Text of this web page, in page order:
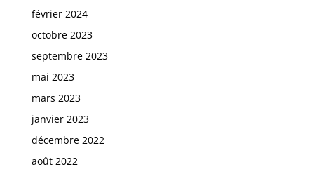
février 2024
octobre 2023
septembre 2023
mai 2023
mars 2023
janvier 2023
décembre 2022
août 2022